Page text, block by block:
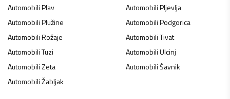
AutomobiliPlav AutomobiliPljevlja
AutomobiliPlužine AutomobiliPodgorica
AutomobiliRožaje AutomobiliTivat
AutomobiliTuzi AutomobiliUlcinj
AutomobiliZeta AutomobiliŠavnik
AutomobiliŽabljak